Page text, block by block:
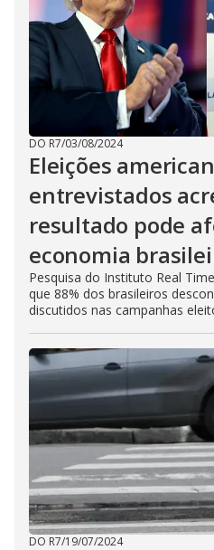
DO R7/03/08/2024
Eleições
entrevistados
resultado pode
economia
Pesquisa do Instituto Real
que 88% dos brasileiros
discutidos nas campanhas
DO R7/19/07/2024